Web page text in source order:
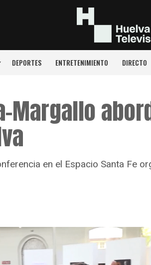
DEPORTES ENTRETENIMIENTO DIRECTO
Margallo
en el Espacio Santa Fe